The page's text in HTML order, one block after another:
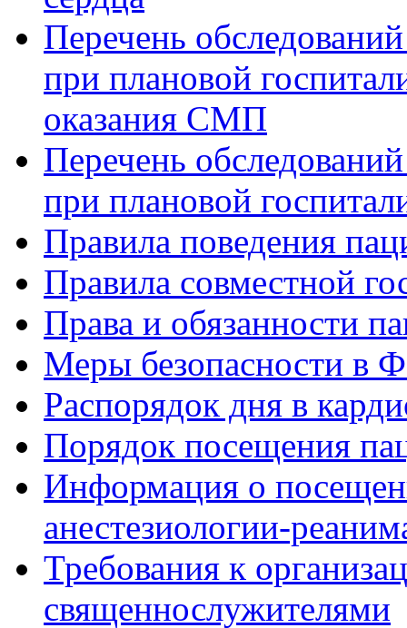
Перечень
при плановой
оказания СМП
Перечень
при плановой
Правила поведения
Правила совместной
Права и обязанности
Меры безопасности в
Распорядок дня в
Порядок посещения
Информация о
анестезиологии-
Требования к
священнослужителями